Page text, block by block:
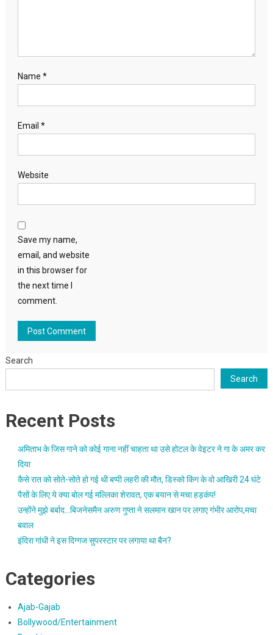
Name *
Email *
Website
Save my name,
email, and website
in this browser for
the next time I
comment.
Search
Search
Recent Posts
अमिताभ के जिस गाने को कोई गाना नहीं चाहता था उसे होटल के वेइटर ने गा के अमर कर
दिया
कैसे रात को सोते-सोते हो गई थी बप्पी लहरी की मौत, डिस्को किंग के वो आखिरी 24 घंटे
पैसों के लिए ये क्या बोल गई मल्लिका शेरावत, एक बयान से मचा हड़कंप!
उन्होंने मुझे बर्बाद…बिजनेसमैन अरुण गुप्ता ने सलमान खान पर लगाए गंभीर आरोप,मचा
बवाल
इंदिरा गांधी ने इस दिग्गज सुपरस्टार पर लगाया था बैन?
Categories
Ajab-Gajab
Bollywood/Entertainment